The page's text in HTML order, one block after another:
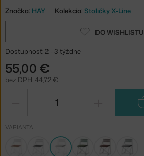
Značka: HAY Kolekcia: Stoličky X-Line
DO WISHLISTU
Dostupnosť: 2 - 3 týždne
55,00 €
bez DPH: 44,72 €
VARIANTA